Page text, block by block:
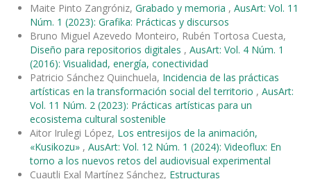
Maite Pinto Zangróniz, Grabado y memoria , AusArt: Vol. 11
Núm. 1 (2023): Grafika: Prácticas y discursos
Bruno Miguel Azevedo Monteiro, Rubén Tortosa Cuesta,
Diseño para repositorios digitales , AusArt: Vol. 4 Núm. 1
(2016): Visualidad, energía, conectividad
Patricio Sánchez Quinchuela, Incidencia de las prácticas
artísticas en la transformación social del territorio , AusArt:
Vol. 11 Núm. 2 (2023): Prácticas artísticas para un
ecosistema cultural sostenible
Aitor Irulegi López, Los entresijos de la animación,
«Kusikozu» , AusArt: Vol. 12 Núm. 1 (2024): Videoflux: En
torno a los nuevos retos del audiovisual experimental
Cuautli Exal Martínez Sánchez, Estructuras